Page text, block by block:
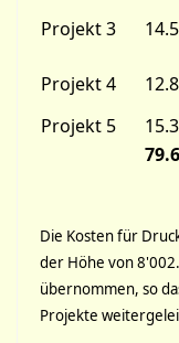
Projekt 3
Projekt 4
Projekt 5
Die Kosten für
der Höhe von
übernommen, so
Projekte